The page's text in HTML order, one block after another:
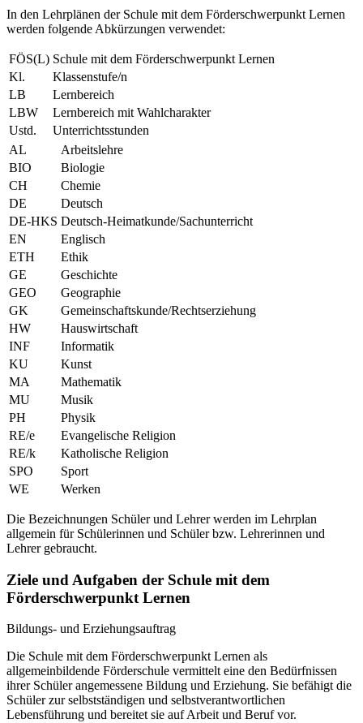
In den Lehrplänen der Schule mit dem Förderschwerpunkt Lernen
werden folgende Abkürzungen verwendet:
FÖS(L) Schule mit dem Förderschwerpunkt Lernen
Kl.
Klassenstufe/n
LB
Lernbereich
LBW
Lernbereich mit Wahlcharakter
Ustd.
Unterrichtsstunden
AL
Arbeitslehre
BIO
Biologie
CH
Chemie
DE
Deutsch
DE-HKS Deutsch-Heimatkunde/Sachunterricht
EN
Englisch
ETH
Ethik
GE
Geschichte
GEO
Geographie
GK
Gemeinschaftskunde/Rechtserziehung
HW
Hauswirtschaft
INF
Informatik
KU
Kunst
MA
Mathematik
MU
Musik
PH
Physik
RE/e
Evangelische Religion
RE/k
Katholische Religion
SPO
Sport
WE
Werken
Die Bezeichnungen Schüler und Lehrer werden im Lehrplan
allgemein für Schülerinnen und Schüler bzw. Lehrerinnen und
Lehrer gebraucht.
Ziele und Aufgaben der Schule mit dem
Förderschwerpunkt Lernen
Bildungs- und Erziehungsauftrag
Die Schule mit dem Förderschwerpunkt Lernen als
allgemeinbildende Förderschule vermittelt eine den Bedürfnissen
ihrer Schüler angemessene Bildung und Erziehung. Sie befähigt die
Schüler zur selbstständigen und selbstverantwortlichen
Lebensführung und bereitet sie auf Arbeit und Beruf vor.